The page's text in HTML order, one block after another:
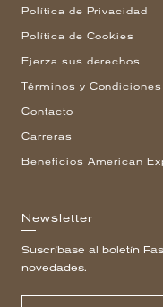
Política de Privacidad
Política de Cookies
Ejerza sus derechos
Términos y Condiciones
Contacto
Carreras
Beneficios American
Newsletter
Suscríbase al boletín
novedades.